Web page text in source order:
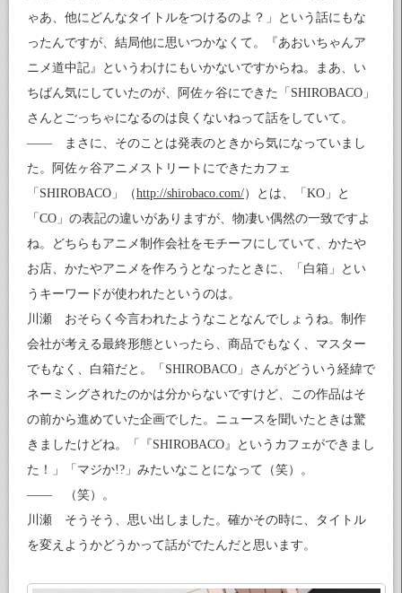
ゃあ、他にどんなタイトルをつけるのよ？」という話にもな
ったんですが、結局他に思いつかなくて。『あおいちゃんア
ニメ道中記』というわけにもいかないですからね。まあ、い
ちばん気にしていたのが、阿佐ヶ谷にできた「SHIROBACO」
さんとごっちゃになるのは良くないねって話をしていて。
—— まさに、そのことは発表のときから気になっていまし
た。阿佐ヶ谷アニメストリートにできたカフェ
「SHIROBACO」（http://shirobaco.com/）とは、「KO」と
「CO」の表記の違いがありますが、物凄い偶然の一致ですよ
ね。どちらもアニメ制作会社をモチーフにしていて、かたや
お店、かたやアニメを作ろうとなったときに、「白箱」とい
うキーワードが使われたというのは。
川瀬 おそらく今言われたようなことなんでしょうね。制作
会社が考える最終形態といったら、商品でもなく、マスター
でもなく、白箱だと。「SHIROBACO」さんがどういう経緯で
ネーミングされたのかは分からないですけど、この作品はそ
の前から進めていた企画でした。ニュースを聞いたときは驚
きましたけどね。「『SHIROBACO』というカフェができまし
た！」「マジか!?」みたいなことになって（笑）。
—— （笑）。
川瀬 そうそう、思い出しました。確かその時に、タイトル
を変えようかどうかって話がでたんだと思います。